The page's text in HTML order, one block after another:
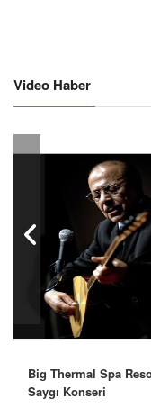
Video Haber
Big Thermal Spa
Saygı Konseri